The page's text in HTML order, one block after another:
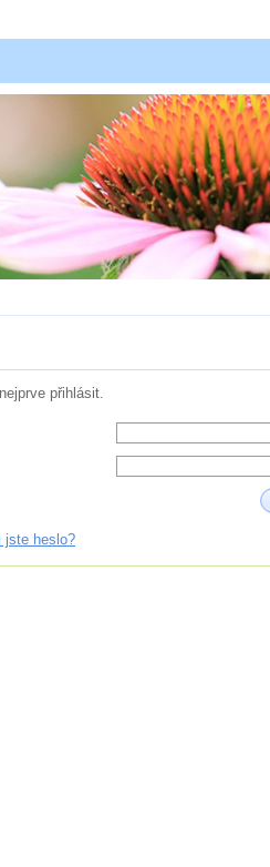
přihlásit.
jste heslo?